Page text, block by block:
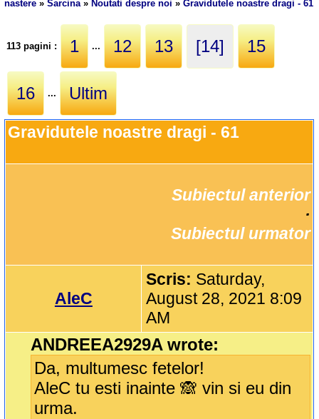
nastere »Sarcina» Noutati despre noi »Gravidutele noastre dragi - 61
113 pagini : 1 ... 12 13 [14] 15
16 ... Ultim
Gravidutele noastre dragi - 61
Subiectul anterior
Subiectul urmator
AleC
Scris: Saturday,
August 28, 2021 8:09
AM
ANDREEA2929A wrote:
Da, multumesc fetelor!
AleC tu esti inainte 🙈 vin si eu din
urma.